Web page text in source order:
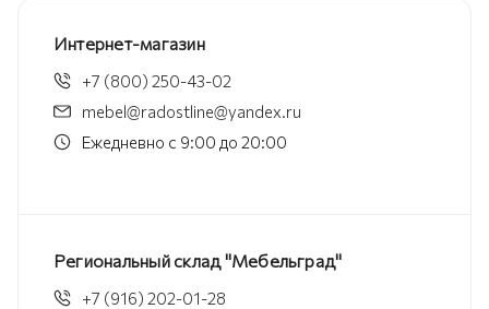
Интернет-магазин
+7 (800) 250-43-02
mebel@radostline@yandex.ru
Ежедневно с 9:00 до 20:00
Региональный склад "Мебельград"
+7 (916) 202-01-28